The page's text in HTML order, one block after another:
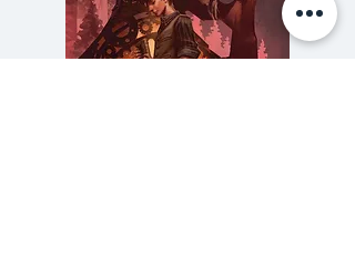
และเป็นจุดเริ่มต้นที่ทำให้เราต้องย้อน
กลับมาคิดถึงการเดินทางภายใน เมื่อ